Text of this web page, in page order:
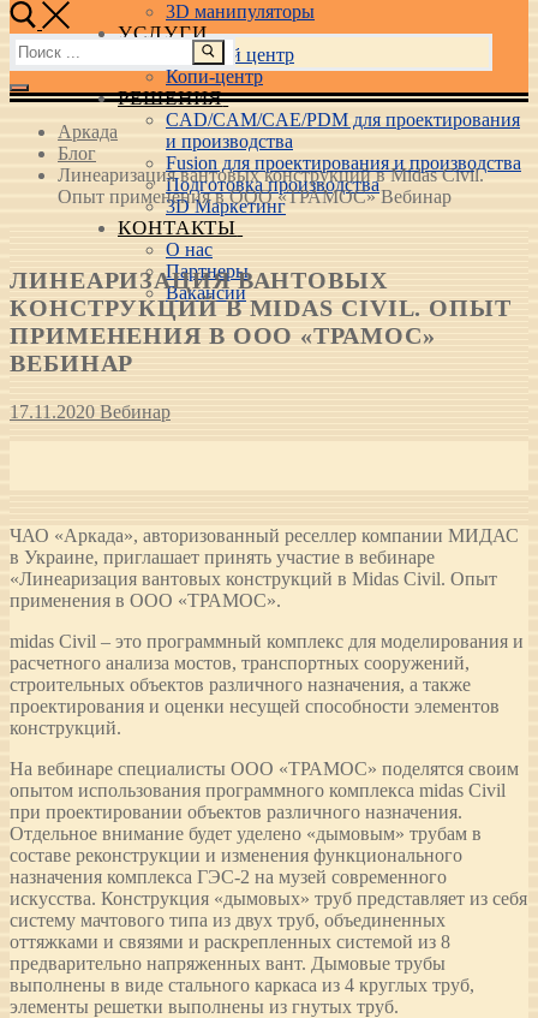
3D манипуляторы
УСЛУГИ
Учебный центр
Копи-центр
РЕШЕНИЯ
CAD/CAM/CAE/PDM для проектирования
и производства
Fusion для проектирования и производства
Подготовка производства
3D Маркетинг
КОНТАКТЫ
О нас
Партнеры
Вакансии
Найти:
Аркада
Блог
Линеаризация вантовых конструкций в Midas Civil.
Опыт применения в ООО «ТРАМОС» Вебинар
ЛИНЕАРИЗАЦИЯ ВАНТОВЫХ
КОНСТРУКЦИЙ В MIDAS CIVIL. ОПЫТ
ПРИМЕНЕНИЯ В ООО «ТРАМОС»
ВЕБИНАР
17.11.2020 Вебинар
ЧАО «Аркада», авторизованный реселлер компании МИДАС
в Украине, приглашает принять участие в вебинаре
«Линеаризация вантовых конструкций в Midas Civil. Опыт
применения в ООО «ТРАМОС».
midas Civil – это программный комплекс для моделирования и
расчетного анализа мостов, транспортных сооружений,
строительных объектов различного назначения, а также
проектирования и оценки несущей способности элементов
конструкций.
На вебинаре специалисты ООО «ТРАМОС» поделятся своим
опытом использования программного комплекса midas Civil
при проектировании объектов различного назначения.
Отдельное внимание будет уделено «дымовым» трубам в
составе реконструкции и изменения функционального
назначения комплекса ГЭС-2 на музей современного
искусства. Конструкция «дымовых» труб представляет из себя
систему мачтового типа из двух труб, объединенных
оттяжками и связями и раскрепленных системой из 8
предварительно напряженных вант. Дымовые трубы
выполнены в виде стального каркаса из 4 круглых труб,
элементы решетки выполнены из гнутых труб.